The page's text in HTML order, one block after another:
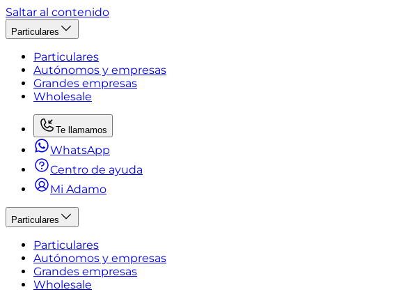
Saltar al contenido
Particulares
Particulares
Autónomos y empresas
Grandes empresas
Wholesale
Te llamamos
WhatsApp
Centro de ayuda
Mi Adamo
Particulares
Particulares
Autónomos y empresas
Grandes empresas
Wholesale